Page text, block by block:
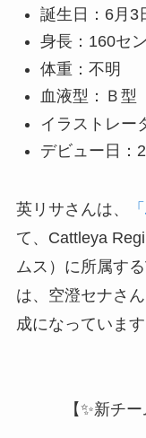
誕生日：6月3
身長：160セ
体重：不明
血液型：Ｂ型
イラストレー
デビュー日：
英リサさんは、
て、Cattleya
ムス）に所属す
は、空澄セナさ
成になっています
【✨新チ